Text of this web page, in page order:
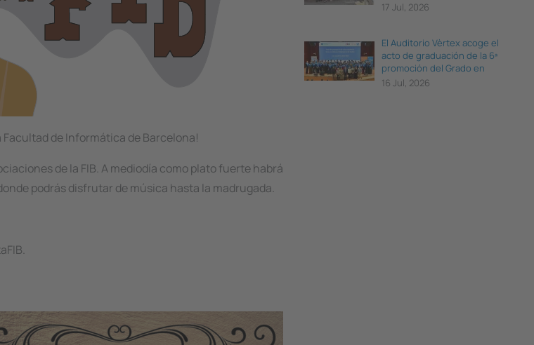
Facultad de Informática de Barcelona!
de la FIB. A mediodía como plato fuerte habrá
podrás disfrutar de música hasta la madrugada.
17 Jul, 2026
El Auditorio Vèrtex acoge el
acto de graduación de la 6ª
promoción del Grado en
Ciencia e Ingeniería de Datos
16 Jul, 2026